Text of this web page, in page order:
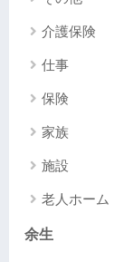
介護保険
仕事
保険
家族
施設
老人ホーム
余生